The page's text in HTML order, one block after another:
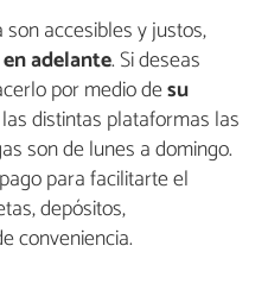
accesibles y justos,
adelante. Si deseas
por medio desu
distintas plataformas las
son de lunes a domingo.
para facilitarte el
depósitos,
conveniencia.